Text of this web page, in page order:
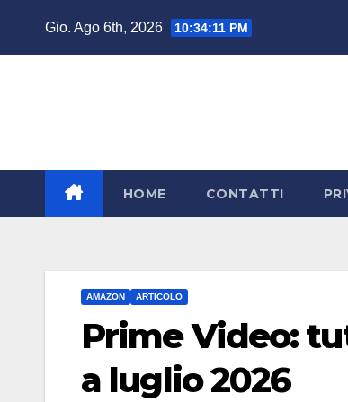
Gio. Ago 6th, 2026 10:34:12 PM
HOME CONTATTI
AMAZON ARTICOLO
Prime Video:
a luglio 2026